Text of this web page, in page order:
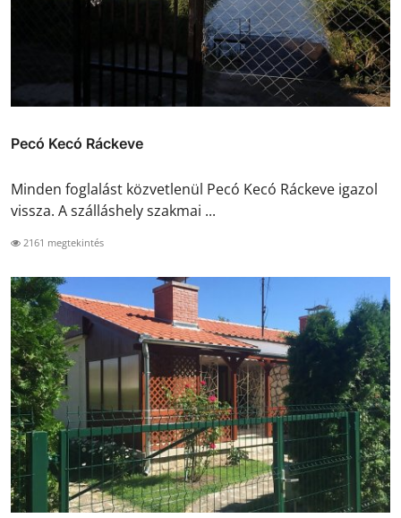
Pecó Kecó Ráckeve
Minden foglalást közvetlenül Pecó Kecó Ráckeve igazol
vissza. A szálláshely szakmai ...
2161 megtekintés